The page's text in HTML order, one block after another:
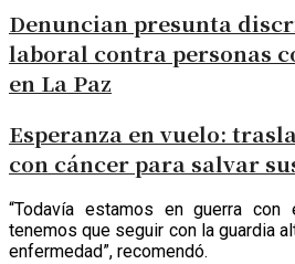
Denuncian presunta
laboral contra personas
en La Paz
Esperanza en vuelo:
con cáncer para salvar
“Todavía estamos en guerra
tenemos que seguir con la guardia
enfermedad”, recomendó.